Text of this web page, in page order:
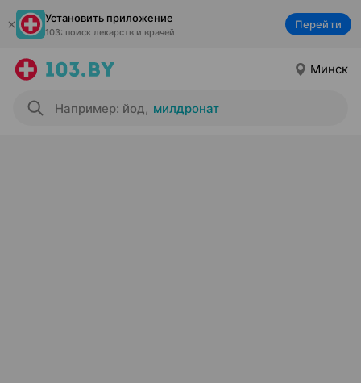
Установить приложение
103: поиск лекарств и врачей
Перейти
Минск
Например: йод, милдронат